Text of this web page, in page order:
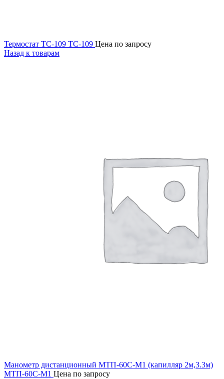
Термостат ТС-109 ТС-109 Цена по запросу
Назад к товарам
Манометр дистанционный МТП-60С-М1 (капилляр 2м,3.3м)
МТП-60С-М1 Цена по запросу